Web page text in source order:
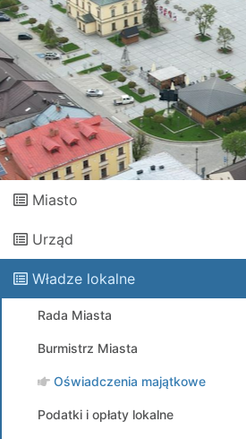
Miasto
Urząd
Władze lokalne
Rada Miasta
Burmistrz Miasta
Oświadczenia majątkowe
Podatki i opłaty lokalne